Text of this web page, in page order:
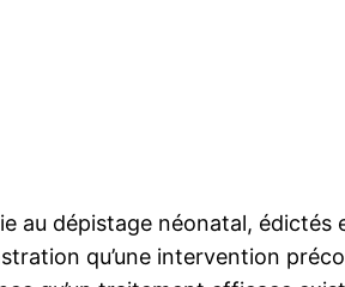
au dépistage néonatal,
qu’une intervention